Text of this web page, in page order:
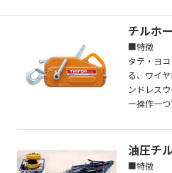
チルホ
■特徴
タテ・ヨ
る、ワイ
ンドレス
ー操作一つ
油圧チ
■特徴